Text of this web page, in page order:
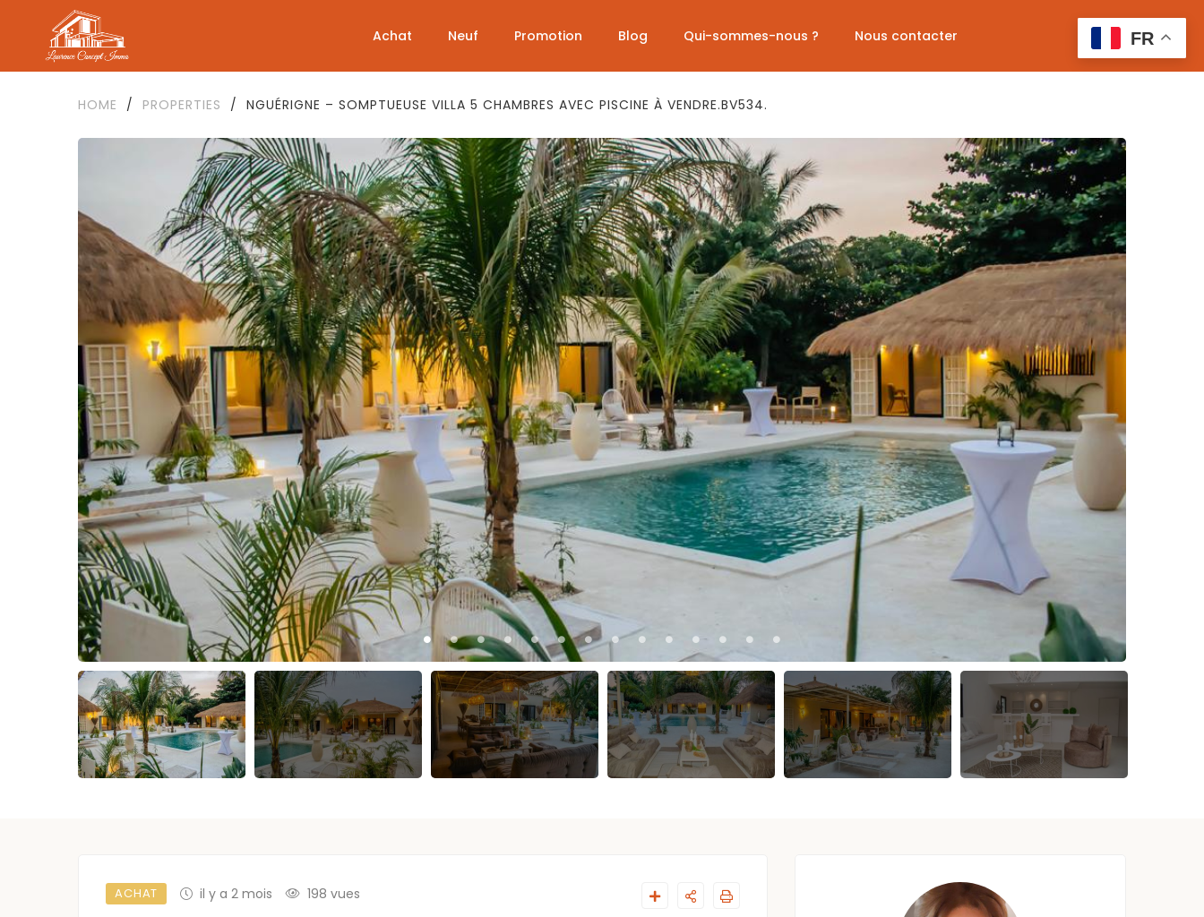
Achat Neuf Promotion Blog Qui-sommes-nous ? Nous contacter
HOME / PROPERTIES / NGUÉRIGNE – SOMPTUEUSE VILLA 5 CHAMBRES AVEC PISCINE À VENDRE.BV534.
ACHAT il y a 2 mois 198 vues
FR